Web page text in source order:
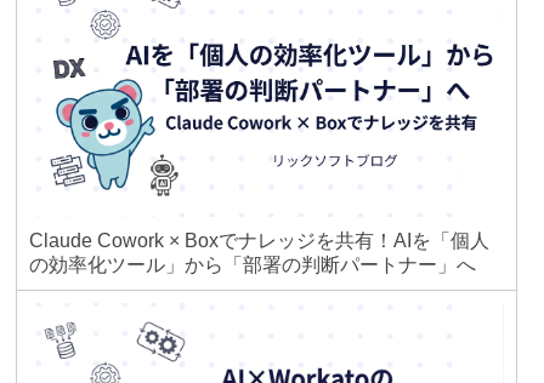
Claude Cowork × Boxでナレッジを共有！AIを「個人
の効率化ツール」から「部署の判断パートナー」へ